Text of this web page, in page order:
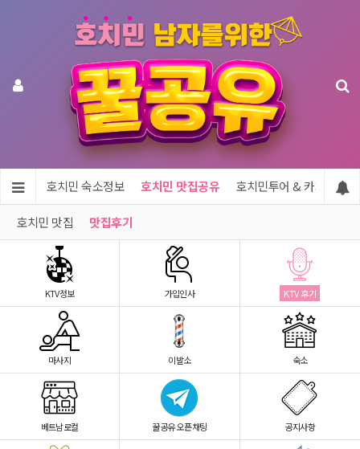
정보 호치민 숙소정보 호치민 맛집공유 호치민투어 & 카지노
호치민 맛집 맛집후기
KTV정보 가입인사 KTV 후기
마사지 이발소 숙소
베트남로컬 꿀공유 오픈채팅 공지사항